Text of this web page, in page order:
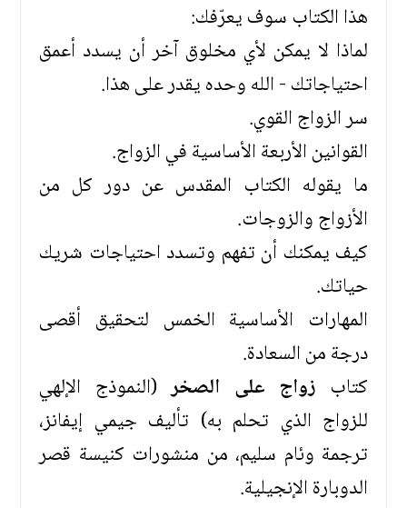
هذا الكتاب سوف يعرّفك:
لماذا لا يمكن لأي مخلوق آخر أن يسدد أعمق
احتياجاتك - الله وحده يقدر على هذا.
سر الزواج القوي.
القوانين الأربعة الأساسية في الزواج.
ما يقوله الكتاب المقدس عن دور كل من
الأزواج والزوجات.
كيف يمكنك أن تفهم وتسدد احتياجات شريك
حياتك.
المهارات الأساسية الخمس لتحقيق أقصى
درجة من السعادة.
كتاب زواج على الصخر(النموذج الإلهي
للزواج الذي تحلم به) تأليف جيمي إيفانز،
ترجمة وئام سليم، من منشورات كنيسة قصر
الدوبارة الإنجيلية.